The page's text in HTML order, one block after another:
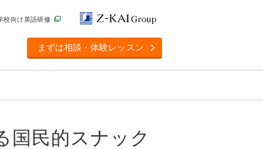
校向け英語研修
まずは相談・体験レッスン
国民的スナック